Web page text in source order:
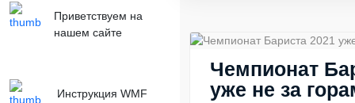
Приветствуем на
нашем сайте
Инструкция WMF
Чемпионат
уже не за